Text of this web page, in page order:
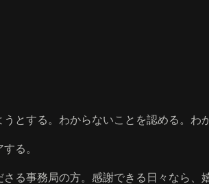
とする。わからないことを認める。わ
る。
る事務局の方。感謝できる日々なら